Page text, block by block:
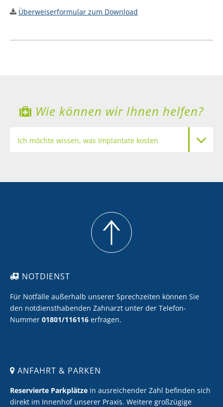
Überweiserformular zum Download
Wie können wir Ihnen helfen?
Ich möchte wissen, was Implantate kosten
Ich möchte eine professionelle Zahnreinigung
NOTDIENST
Für Notfälle außerhalb unserer Sprechzeiten können Sie
den notdiensthabenden Zahnarzt unter der Telefon-
Nummer 01801/116116 erfragen.
ANFAHRT & PARKEN
Reservierte Parkplätze in ausreichender Zahl befinden sich
direkt im Innenhof unserer Praxis. Weitere großzügige